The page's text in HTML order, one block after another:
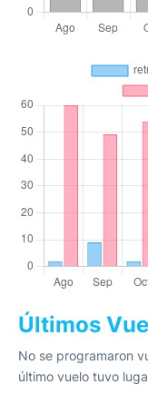
Últimos
No se programaron
último vuelo tuvo